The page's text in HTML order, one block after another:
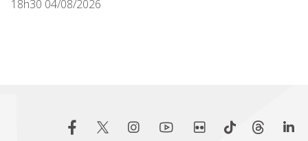
18h30 04/08/2026